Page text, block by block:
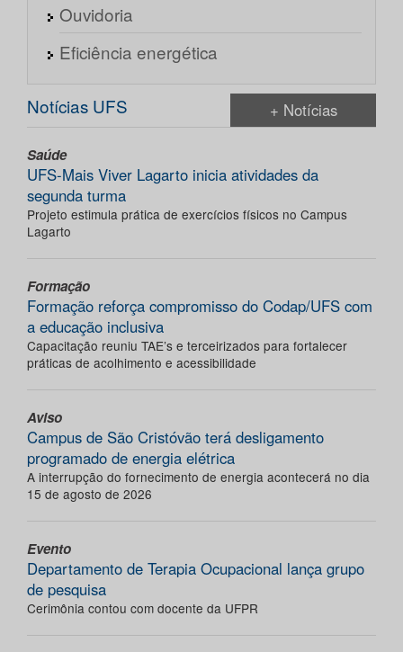
Ouvidoria
Eficiência energética
Notícias UFS + Notícias
Saúde
UFS-Mais Viver Lagarto inicia atividades da
segunda turma
Projeto estimula prática de exercícios físicos no Campus
Lagarto
Formação
Formação reforça compromisso do Codap/UFS com
a educação inclusiva
Capacitação reuniu TAE’s e terceirizados para fortalecer
práticas de acolhimento e acessibilidade
Aviso
Campus de São Cristóvão terá desligamento
programado de energia elétrica
A interrupção do fornecimento de energia acontecerá no dia
15 de agosto de 2026
Evento
Departamento de Terapia Ocupacional lança grupo
de pesquisa
Cerimônia contou com docente da UFPR